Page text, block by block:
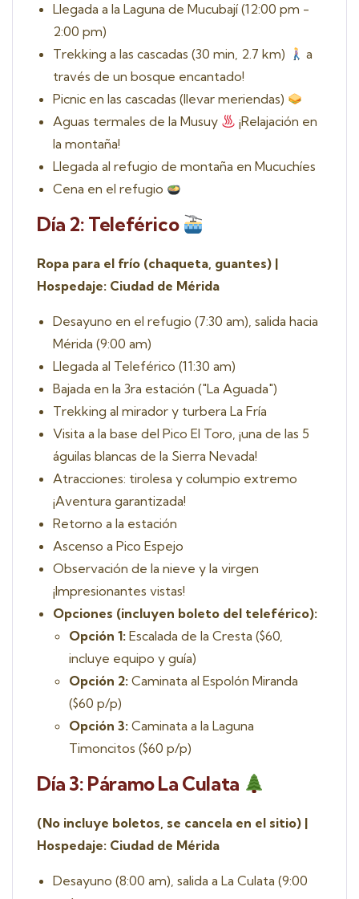
Llegada a la Laguna de Mucubají (12:00 pm -
2:00 pm)
Trekking a las cascadas (30 min, 2.7 km)
a
través de un bosque encantado!
Picnic en las cascadas (llevar meriendas)
Aguas termales de la Musuy
¡Relajación en
la montaña!
Llegada al refugio de montaña en Mucuchíes
Cena en el refugio
Día 2: Teleférico
Ropa para el frío (chaqueta, guantes) |
Hospedaje: Ciudad de Mérida
Desayuno en el refugio (7:30 am), salida hacia
Mérida (9:00 am)
Llegada al Teleférico (11:30 am)
Bajada en la 3ra estación ("La Aguada")
Trekking al mirador y turbera La Fría
Visita a la base del Pico El Toro, ¡una de las 5
águilas blancas de la Sierra Nevada!
Atracciones: tirolesa y columpio extremo
¡Aventura garantizada!
Retorno a la estación
Ascenso a Pico Espejo
Observación de la nieve y la virgen
¡Impresionantes vistas!
Opciones (incluyen boleto del teleférico):
Opción 1: Escalada de la Cresta ($60,
incluye equipo y guía)
Opción 2: Caminata al Espolón Miranda
($60 p/p)
Opción 3: Caminata a la Laguna
Timoncitos ($60 p/p)
Día 3: Páramo La Culata
(No incluye boletos, se cancela en el sitio) |
Hospedaje: Ciudad de Mérida
Desayuno (8:00 am), salida a La Culata (9:00